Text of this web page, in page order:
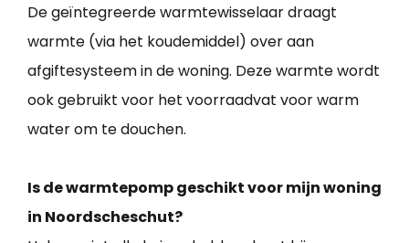
De geïntegreerde warmtewisselaar draagt
warmte (via het koudemiddel) over aan
afgiftesysteem in de woning. Deze warmte wordt
ook gebruikt voor het voorraadvat voor warm
water om te douchen.
Is de warmtepomp geschikt voor mijn woning
in Noordscheschut?